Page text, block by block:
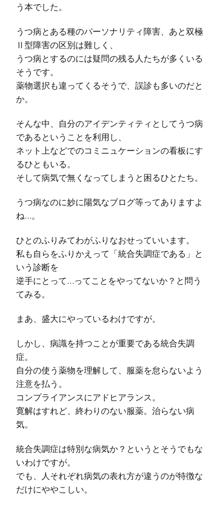
う本でした。
うつ病とある種のパーソナリティ障害、あと双極
Ⅱ型障害の区別は難しく、
うつ病とするのには疑問の残る人たちが多くいる
そうです。
薬物選択も違ってくるそうで、誤診も多いのだと
か。
そんな中、自分のアイデンティティとしてうつ病
であるということを利用し、
ネット上などでのコミニュケーションの看板にす
るひともいる。
そして病気で無くなってしまうと困るひとたち。
うつ病なのに妙に陽気なブログ等ってありますよ
ね…。
ひとのふりみてわがふりなおせっていいます。
私も自らをふりかえって「統合失調症である」と
いう診断を
逆手にとって…ってことをやってないか？と問う
てみる。
まあ、盛大にやっているわけですが。
しかし、病識を持つことが重要である統合失調
症。
自分の使う薬物を理解して、服薬を怠らないよう
注意を払う。
コンプライアンスにアドヒアランス。
寛解はすれど、終わりのない服薬。治らない病
気。
統合失調症は特別な病気か？というとそうでもな
いわけですが。
でも、人それぞれ病気の表れ方が違うのが特徴な
だけにややこしい。